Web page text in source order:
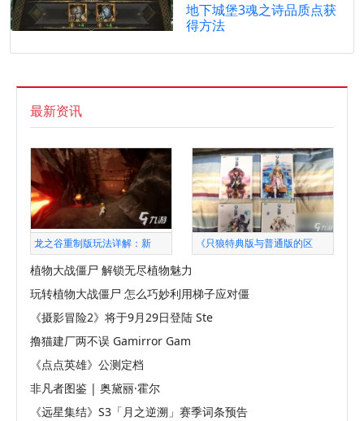
地下城堡3魂之诗品质点获
得方法
最新资讯
龙之谷重制版玩法详解：新 《只狼特典版与普通版的区
植物大战僵尸 解锁无尽植物魅力
玩转植物大战僵尸 怎么巧妙利用梯子应对僵
《摄影冒险2》将于9月29日登陆 Ste
撸猫建厂两不误 Gamirror Gam
《点点英雄》公测定档
非凡者图鉴 | 奥黛丽·霍尔
《远星集结》S3「月之逆溯」赛季词条预告